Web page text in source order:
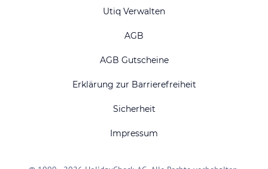
Utiq Verwalten
AGB
AGB Gutscheine
Erklärung zur Barrierefreiheit
Sicherheit
Impressum